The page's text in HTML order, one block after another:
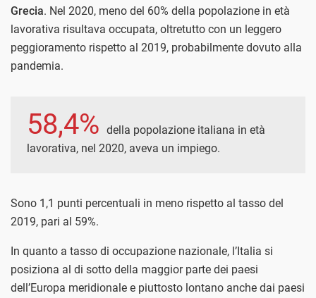
Grecia. Nel 2020, meno del 60% della popolazione in età
lavorativa risultava occupata, oltretutto con un leggero
peggioramento rispetto al 2019, probabilmente dovuto alla
pandemia.
58,4% della popolazione italiana in età
lavorativa, nel 2020, aveva un impiego.
Sono 1,1 punti percentuali in meno rispetto al tasso del
2019, pari al 59%.
In quanto a tasso di occupazione nazionale, l’Italia si
posiziona al di sotto della maggior parte dei paesi
dell’Europa meridionale e piuttosto lontano anche dai paesi